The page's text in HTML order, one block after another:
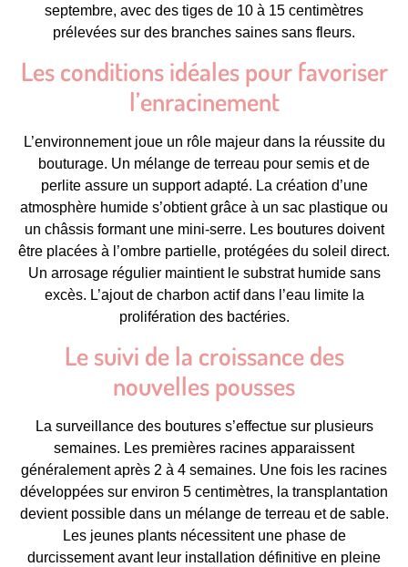
septembre, avec des tiges de 10 à 15 centimètres
prélevées sur des branches saines sans fleurs.
Les conditions idéales pour favoriser
l’enracinement
L’environnement joue un rôle majeur dans la réussite du
bouturage. Un mélange de terreau pour semis et de
perlite assure un support adapté. La création d’une
atmosphère humide s’obtient grâce à un sac plastique ou
un châssis formant une mini-serre. Les boutures doivent
être placées à l’ombre partielle, protégées du soleil direct.
Un arrosage régulier maintient le substrat humide sans
excès. L’ajout de charbon actif dans l’eau limite la
prolifération des bactéries.
Le suivi de la croissance des
nouvelles pousses
La surveillance des boutures s’effectue sur plusieurs
semaines. Les premières racines apparaissent
généralement après 2 à 4 semaines. Une fois les racines
développées sur environ 5 centimètres, la transplantation
devient possible dans un mélange de terreau et de sable.
Les jeunes plants nécessitent une phase de
durcissement avant leur installation définitive en pleine